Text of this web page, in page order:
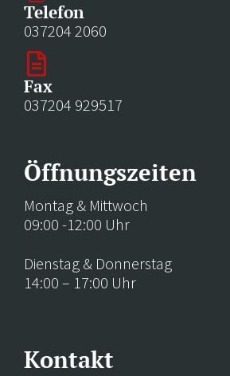
Telefon
037204 2060
Fax
037204 929517
Öffnungszeiten
Montag & Mittwoch
09:00 -12:00 Uhr
Dienstag & Donnerstag
14:00 – 17:00 Uhr
Kontakt